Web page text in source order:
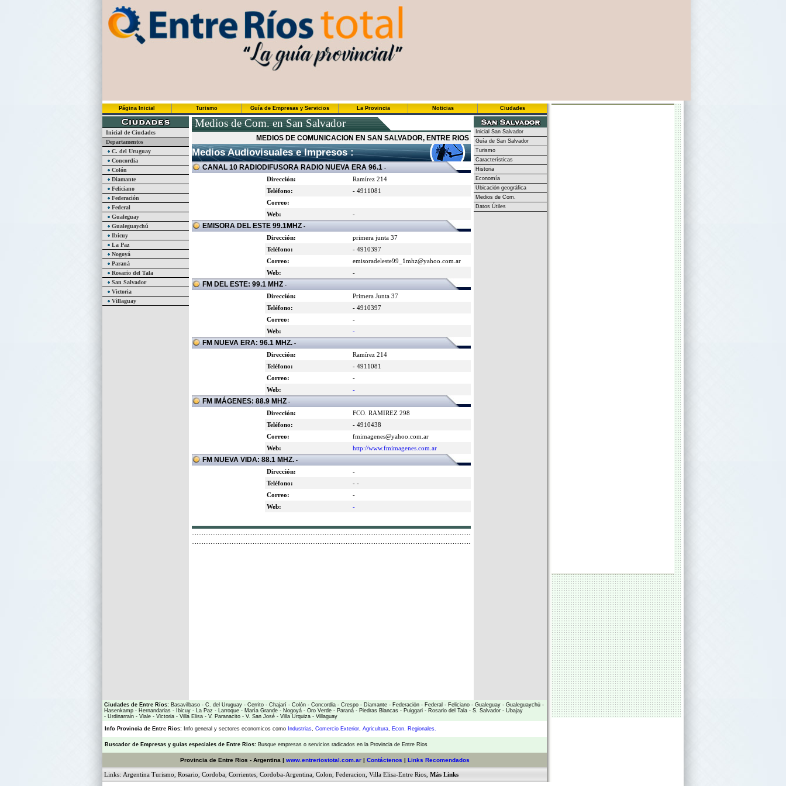
Página Inicial Turismo Guía de Empresas y Servicios La Provincia Noticias Ciudades
Inicial de Ciudades
Departamentos
C. del Uruguay
Concordia
Colón
Diamante
Feliciano
Federación
Federal
Gualeguay
Gualeguaychú
Ibicuy
La Paz
Nogoyá
Paraná
Rosario del Tala
San Salvador
Victoria
Villaguay
Medios de Com. en San Salvador
MEDIOS DE COMUNICACION EN SAN SALVADOR, ENTRE RIOS
Medios Audiovisuales e Impresos :
CANAL 10 RADIODIFUSORA RADIO NUEVA ERA 96.1 -
Dirección:
Ramírez 214
Teléfono:
- 4911081
Correo:
Web:
-
EMISORA DEL ESTE 99.1MHZ -
Dirección:
primera junta 37
Teléfono:
- 4910397
Correo:
emisoradeleste99_1mhz@yahoo.com.ar
Web:
-
FM DEL ESTE: 99.1 MHZ -
Dirección:
Primera Junta 37
Teléfono:
- 4910397
Correo:
-
Web:
-
FM NUEVA ERA: 96.1 MHZ. -
Dirección:
Ramírez 214
Teléfono:
- 4911081
Correo:
-
Web:
-
FM IMÁGENES: 88.9 MHZ -
Dirección:
FCO. RAMIREZ 298
Teléfono:
- 4910438
Correo:
fmimagenes@yahoo.com.ar
Web:
http://www.fmimagenes.com.ar
FM NUEVA VIDA: 88.1 MHZ. -
Dirección:
-
Teléfono:
- -
Correo:
-
Web:
-
Inicial San Salvador
Guía de San Salvador
Turismo
Características
Historia
Economía
Ubicación geográfica
Medios de Com.
Datos Útiles
Ciudades de Entre Ríos: Basavilbaso - C. del Uruguay - Cerrito - Chajarí - Colón - Concordia - Crespo - Diamante - Federación - Federal - Feliciano - Gualeguay - Gualeguaychú -
Hasenkamp - Hernandarias - Ibicuy - La Paz - Larroque - María Grande - Nogoyá - Oro Verde - Paraná - Piedras Blancas - Puiggari - Rosario del Tala - S. Salvador - Ubajay
- Urdinarrain - Viale - Victoria - Villa Elisa - V. Paranacito - V. San José - Villa Urquiza - Villaguay
Info Provincia de Entre Rios: Info general y sectores economicos como Industrias, Comercio Exterior, Agricultura, Econ. Regionales.
Buscador de Empresas y guias especiales de Entre Rios: Busque empresas o servicios radicados en la Provincia de Entre Rios
Provincia de Entre Rios - Argentina | www.entreriostotal.com.ar| Contáctenos | Links Recomendados
Links: Argentina Turismo Rosario Cordoba Corrientes Cordoba-Argentina Colon Federacion Villa Elisa-Entre Rios Más Links